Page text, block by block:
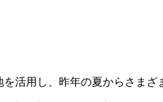
活用し、昨年の夏からさまざ